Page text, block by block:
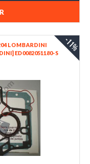
LOMBARDINI
ED0082051180-S
-11%